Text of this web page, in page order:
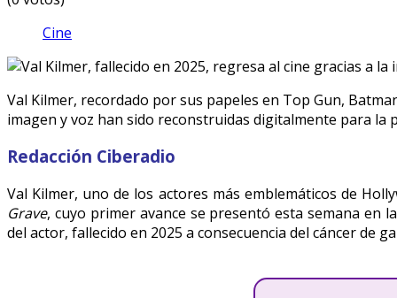
Cine
Val Kilmer, recordado por sus papeles en Top Gun,
imagen y voz han sido reconstruidas digitalmente para la
Redacción Ciberadio
Val Kilmer, uno de los actores más emblemáticos de
Grave, cuyo primer avance se presentó esta semana en
del actor, fallecido en 2025 a consecuencia del cáncer de